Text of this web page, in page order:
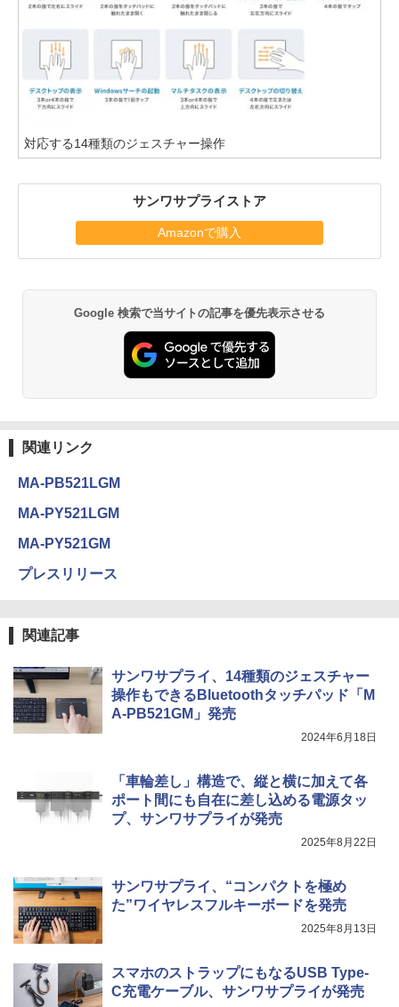
対応する14種類のジェスチャー操作
サンワサプライストア
Amazonで購入
Google 検索で当サイトの記事を優先表示させる
関連リンク
MA-PB521LGM
MA-PY521LGM
MA-PY521GM
プレスリリース
関連記事
サンワサプライ、14種類のジェスチャー
操作もできるBluetoothタッチパッド「M
A-PB521GM」発売
2024年6月18日
「車輪差し」構造で、縦と横に加えて各
ポート間にも自在に差し込める電源タッ
プ、サンワサプライが発売
2025年8月22日
サンワサプライ、“コンパクトを極め
た”ワイヤレスフルキーボードを発売
2025年8月13日
スマホのストラップにもなるUSB Type-
C充電ケーブル、サンワサプライが発売